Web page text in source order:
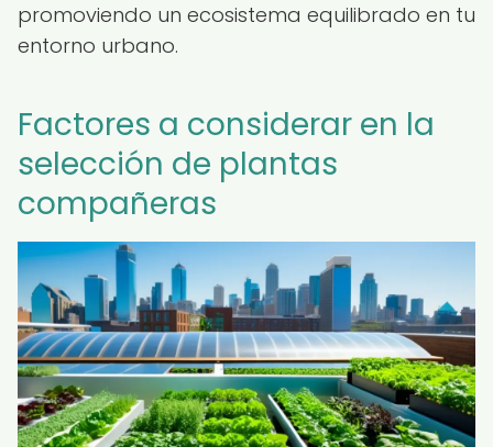
promoviendo un ecosistema equilibrado en tu
entorno urbano.
Factores a considerar en la
selección de plantas
compañeras